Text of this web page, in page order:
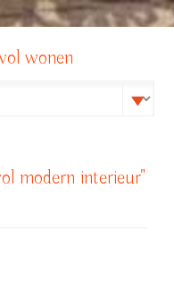
wonen
modern interieur"